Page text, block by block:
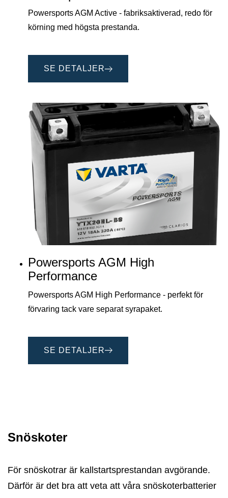
Powersports AGM Active - fabriksaktiverad, redo för
körning med högsta prestanda.
SE DETALJER
Powersports AGM High
Performance
Powersports AGM High Performance - perfekt för
förvaring tack vare separat syrapaket.
SE DETALJER
Snöskoter
För snöskotrar är kallstartsprestandan avgörande.
Därför är det bra att veta att våra snöskoterbatterier